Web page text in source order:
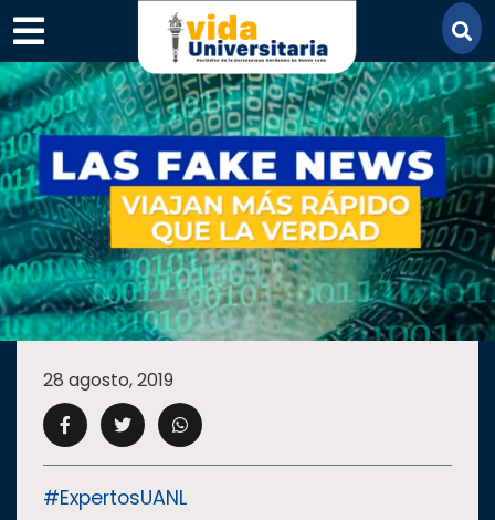
×
SECCIONES
ACADEMIA
CAMPUS UANL
28 agosto, 2019
#ExpertosUANL